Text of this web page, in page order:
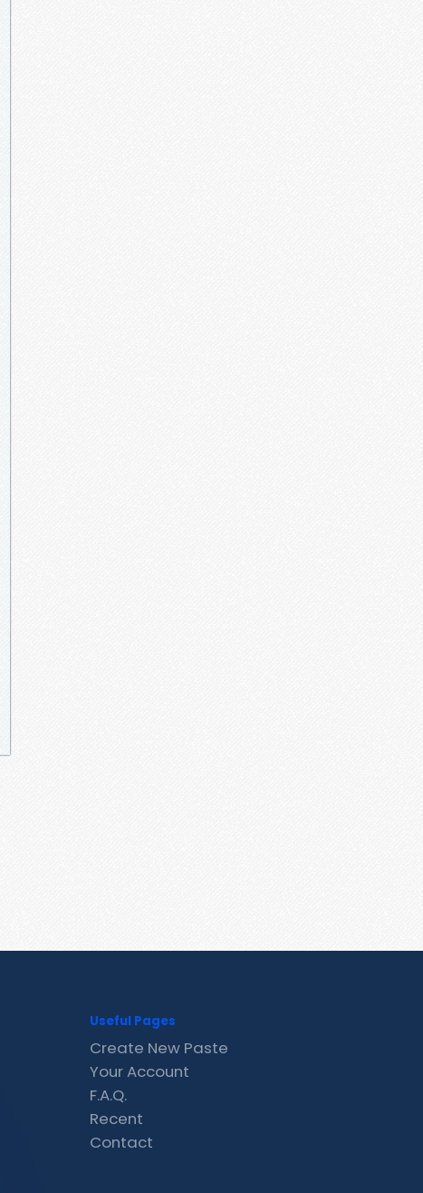
Useful Pages
Create New Paste
Your Account
F.A.Q.
Recent
Contact